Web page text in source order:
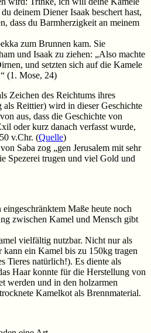
deinem Diener Isaak beschert hast,
dass du Barmherzigkeit an meinem
zum Brunnen kam. Sie
und Isaak zu ziehen: „Also machte
und setzten sich auf die Kamele
(1. Mose, 24)
Zeichen des Reichtums ihres
als Reittier) wird in dieser Geschichte
aus, dass die Geschichte von
oder kurz danach verfasst wurde,
v.Chr. (Quelle)
Saba zog „gen Jerusalem mit sehr
Spezerei trugen und viel Gold und
Maße heute noch
zwischen Kamel und Mensch gibt
vielfältig nutzbar. Nicht nur als
ein Kamel bis zu 150kg tragen
Tieres natürlich!). Es diente als
Haar konnte für die Herstellung von
werden und in den holzarmen
Kamelkot als Brennmaterial.